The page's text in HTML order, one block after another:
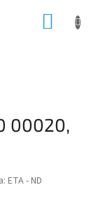
00020,
ETA - ND